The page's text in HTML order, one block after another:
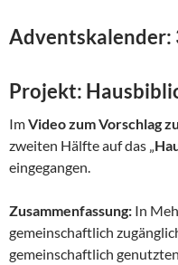
Adventskalender:
Projekt:
ImVideo zum Vorschlag
zweiten Hälfte auf das „
eingegangen.
Zusammenfassung: In
gemeinschaftlich
gemeinschaftlich